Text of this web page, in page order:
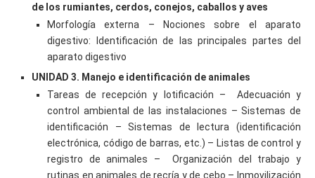
de los rumiantes, cerdos, conejos, caballos y aves
Morfología externa – Nociones sobre el aparato
digestivo: Identificación de las principales partes del
aparato digestivo
UNIDAD 3. Manejo e identificación de animales
Tareas de recepción y lotificación – Adecuación y
control ambiental de las instalaciones – Sistemas de
identificación – Sistemas de lectura (identificación
electrónica, código de barras, etc.) – Listas de control y
registro de animales – Organización del trabajo y
rutinas en animales de recría y de cebo – Inmovilización